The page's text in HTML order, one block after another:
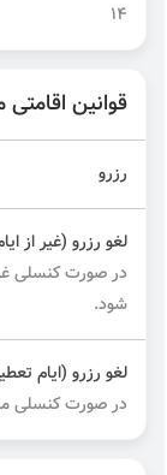
۱۴
قوانین
رزرو
لغو رزرو (غیر از
شود.
لغو رزرو (ایام
در صورت کنسلی